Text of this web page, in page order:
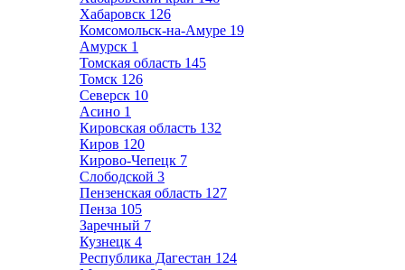
Хабаровск 126
Комсомольск-на-Амуре 19
Амурск 1
Томская область 145
Томск 126
Северск 10
Асино 1
Кировская область 132
Киров 120
Кирово-Чепецк 7
Слободской 3
Пензенская область 127
Пенза 105
Заречный 7
Кузнецк 4
Республика Дагестан 124